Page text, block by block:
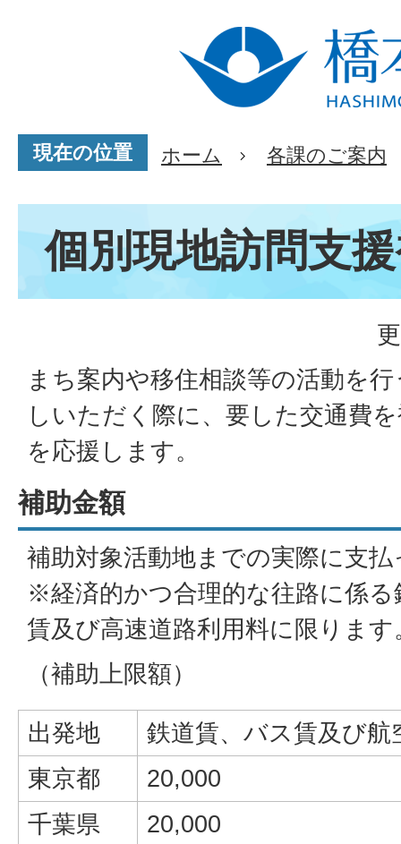
現在の位置 ホーム 各課のご案内
個別現地訪問支
まち案内や移住相談等の活動を
しいただく際に、要した交通費
を応援します。
補助金額
補助対象活動地までの実際に支
※経済的かつ合理的な往路に係る
賃及び高速道路利用料に限ります
（補助上限額）
出発地
鉄道賃、バス賃及び航
東京都
20,000
千葉県
20,000